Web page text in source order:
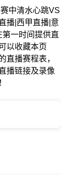
中清水心跳VS
播|西甲直播|意
一时间提供直
以收藏本页
直播赛程表，
播链接及录像